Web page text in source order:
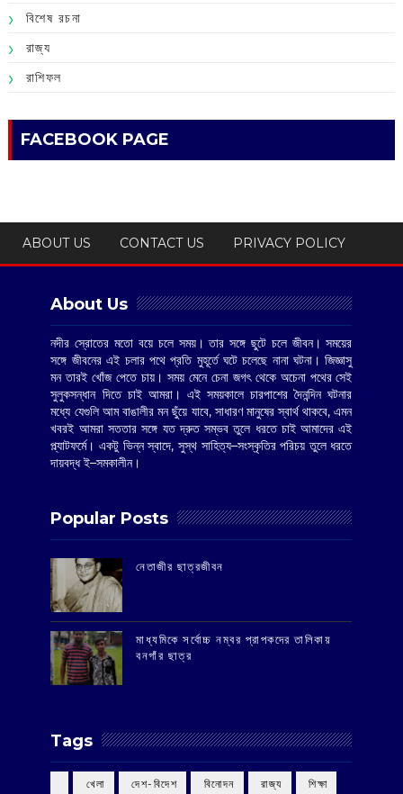
বিশেষ রচনা
রাজ্য
রাশিফল
FACEBOOK PAGE
ABOUT US CONTACT US PRIVACY POLICY
About Us
নদীর স্রোতের মতো বয়ে চলে সময়। তার সঙ্গে ছুটে চলে জীবন। সময়ের
সঙ্গে জীবনের এই চলার পথে প্রতি মুহূর্তে ঘটে চলেছে নানা ঘটনা। জিজ্ঞাসু
মন তারই খোঁজ পেতে চায়। সময় মেনে চেনা জগৎ থেকে অচেনা পথের সেই
সুলুকসন্ধান দিতে চাই আমরা। এই সময়কালে চারপাশের দৈনন্দিন ঘটনার
মধ্যে যেগুলি আম বাঙালীর মন ছুঁয়ে যাবে, সাধারণ মানুষের স্বার্থ থাকবে, এমন
খবরই আমরা সততার সঙ্গে যত দ্রুত সম্ভব তুলে ধরতে চাই আমাদের এই
প্ল্যাটফর্মে। একটু ভিন্ন স্বাদে, সুস্থ সাহিত্য–সংস্কৃতির পরিচয় তুলে ধরতে
দায়বদ্ধ ই–সমকালীন।
Popular Posts
‌নেতাজীর ছাত্রজীবন
মাধ্যমিকে সর্বোচ্চ নম্বর প্রাপকদের তালিকায়
বনগাঁর ছাত্র
Tags
‌ খেলা ‌ দেশ-বিদেশ ‌ বিনোদন ‌ রাজ্য ‌ শিক্ষা